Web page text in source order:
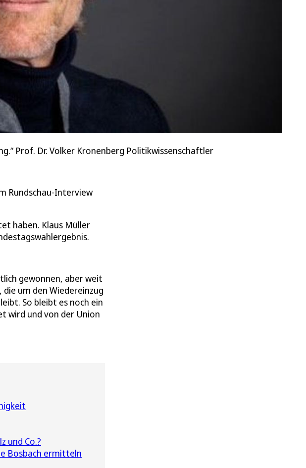
Prof. Dr. Volker Kronenberg Politikwissenschaftler
Rundschau-Interview
haben. Klaus Müller
gewonnen, aber weit
um den Wiedereinzug
So bleibt es noch ein
wird und von der Union
und Co.?
Bosbach ermitteln